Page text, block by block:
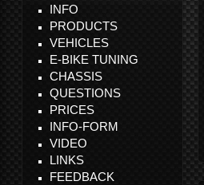
INFO
PRODUCTS
VEHICLES
E-BIKE TUNING
CHASSIS
QUESTIONS
PRICES
INFO-FORM
VIDEO
LINKS
FEEDBACK